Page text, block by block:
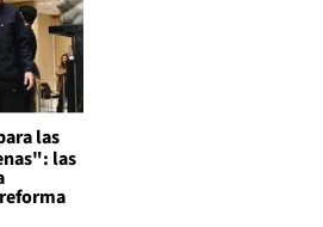
las
las